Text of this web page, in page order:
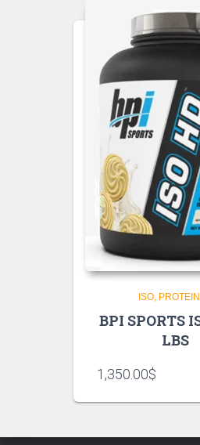
ISO
BPI SPORTS
LBS
1,350.00$